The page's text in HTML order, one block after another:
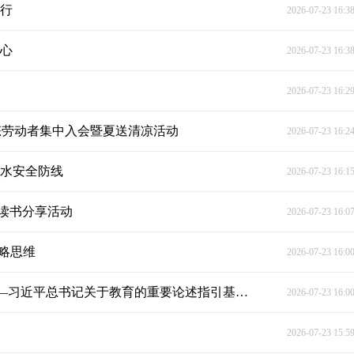
2026-07-23
2026-07-23
2026-07-23
动者集中入会暨夏送清凉活动 2026-07-23
安全防线 2026-07-23
书分享活动 2026-07-23
思维 2026-07-23
“努力让每个孩子都能享有公平而有质量的教育”——习近平总书记关于教育的重要论述指引基础教育高质量发展 2026-07-23
2026-07-23